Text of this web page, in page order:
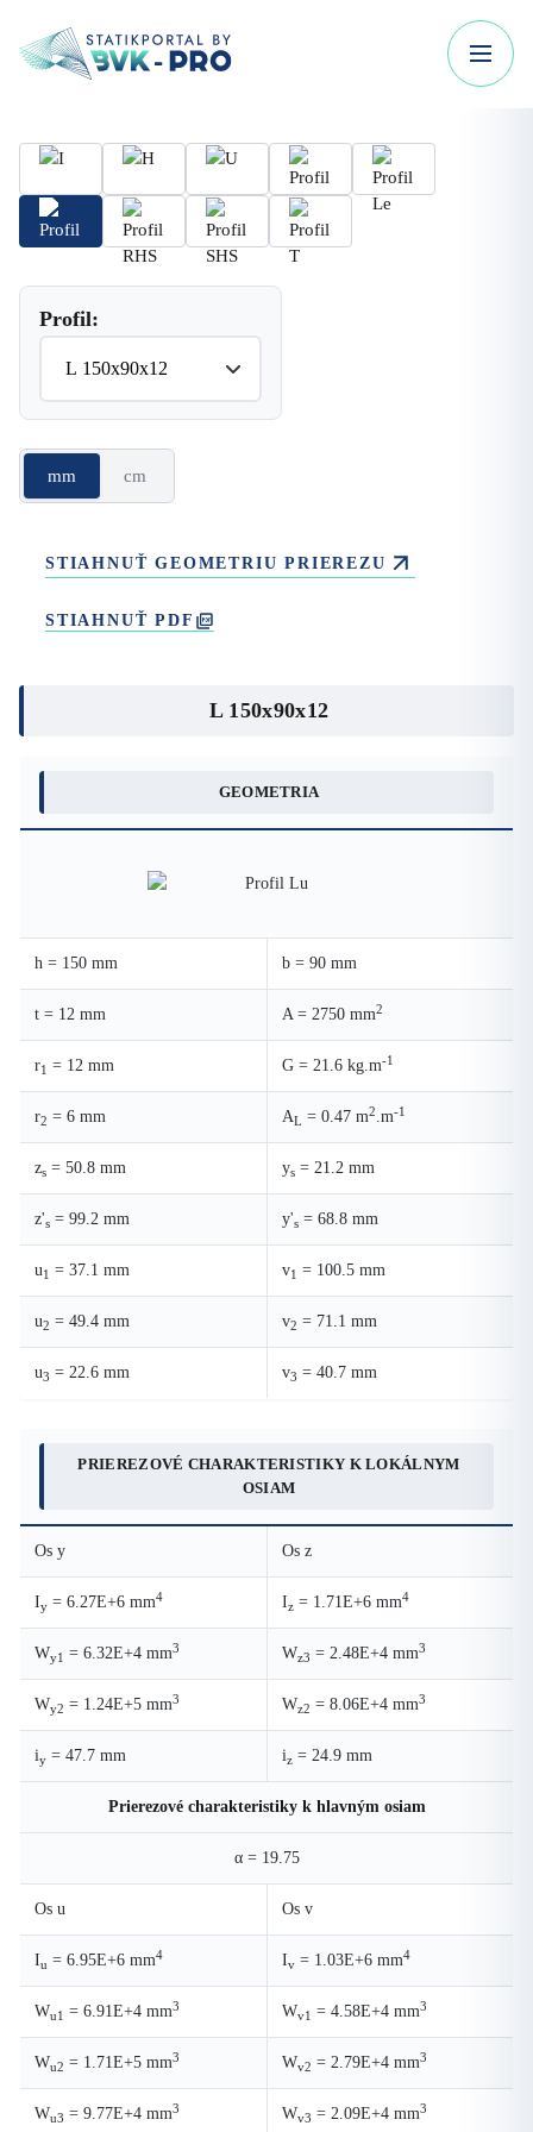
Profil:
mm cm
STIAHNUŤ GEOMETRIU PRIEREZU
STIAHNUŤ PDF
L 150x90x12
GEOMETRIA
h = 150 mm b = 90 mm
t = 12 mm A = 2750 mm2
r1 = 12 mm G = 21.6 kg.m-1
r2 = 6 mm AL = 0.47 m2.m-1
zs = 50.8 mm ys = 21.2 mm
z's = 99.2 mm y's = 68.8 mm
u1 = 37.1 mm v1 = 100.5 mm
u2 = 49.4 mm v2 = 71.1 mm
u3 = 22.6 mm v3 = 40.7 mm
PRIEREZOVÉ CHARAKTERISTIKY K LOKÁLNYM
OSIAM
Os y Os z
Iy = 6.27E+6 mm4 Iz = 1.71E+6 mm4
Wy1 = 6.32E+4 mm3 Wz3 = 2.48E+4 mm3
Wy2 = 1.24E+5 mm3 Wz2 = 8.06E+4 mm3
iy = 47.7 mm iz = 24.9 mm
Prierezové charakteristiky k hlavným osiam
α = 19.75
Os u Os v
Iu = 6.95E+6 mm4 Iv = 1.03E+6 mm4
Wu1 = 6.91E+4 mm3 Wv1 = 4.58E+4 mm3
Wu2 = 1.71E+5 mm3 Wv2 = 2.79E+4 mm3
Wu3 = 9.77E+4 mm3 Wv3 = 2.09E+4 mm3